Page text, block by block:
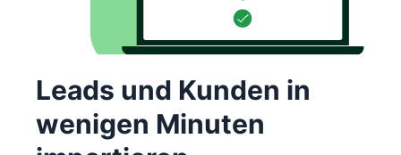
Leads und Kunden in
wenigen Minuten